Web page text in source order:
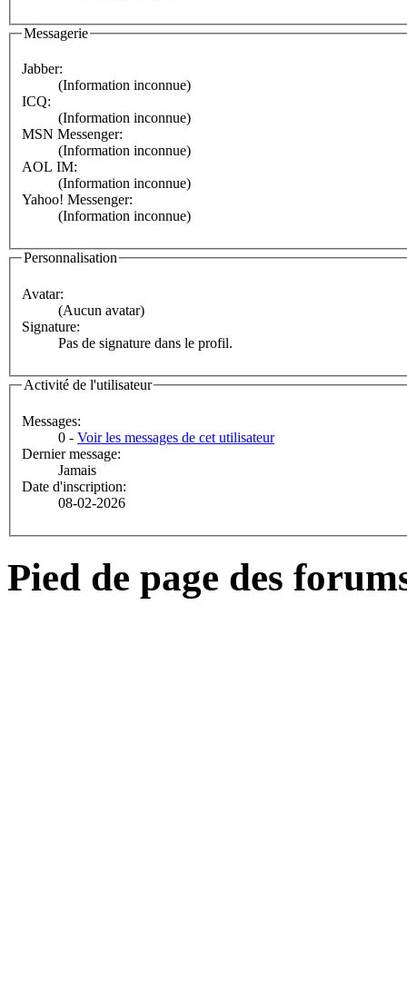
Messagerie
Jabber:
(Information inconnue)
ICQ:
(Information inconnue)
MSN Messenger:
(Information inconnue)
AOL IM:
(Information inconnue)
Yahoo! Messenger:
(Information inconnue)
Personnalisation
Avatar:
(Aucun avatar)
Signature:
Pas de signature dans le profil.
Activité de l'utilisateur
Messages:
0 - Voir les messages de cet utilisateur
Dernier message:
Jamais
Date d'inscription:
08-02-2026
Pied de page des